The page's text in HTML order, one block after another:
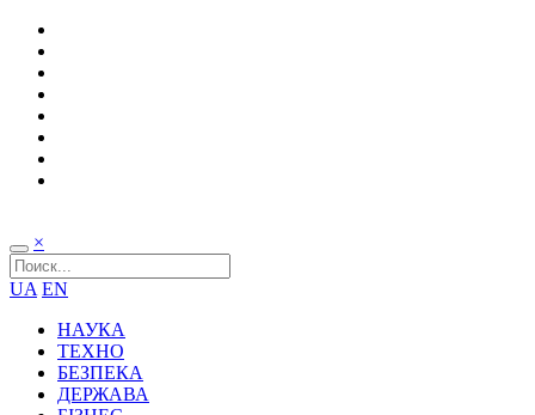
×
UA EN
НАУКА
ТЕХНО
БЕЗПЕКА
ДЕРЖАВА